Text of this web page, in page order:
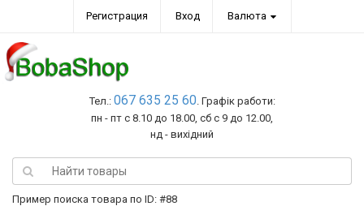
Регистрация Вход Валюта
Тел.: 067 635 25 60. Графік работи:
пн - пт с 8.10 до 18.00, сб с 9 до 12.00,
нд - вихідний
Пример поиска товара по ID: #88